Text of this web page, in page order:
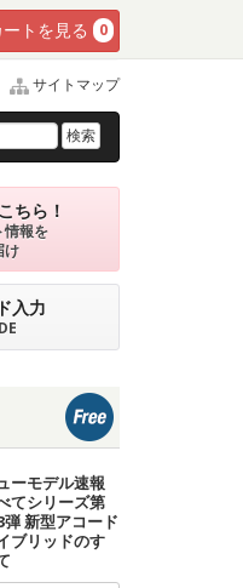
ト を見る 0
サイトマップ
検索
ちら！
情報を
け
入力
ーモデル速報
てシリーズ第
弾 新型アコード
ブリッドのす